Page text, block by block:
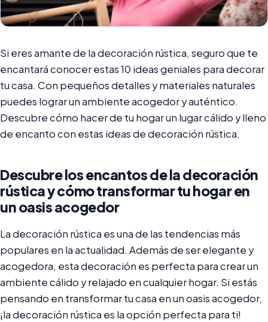
Si eres amante de la decoración rústica, seguro que te
encantará conocer estas 10 ideas geniales para decorar
tu casa. Con pequeños detalles y materiales naturales
puedes lograr un ambiente acogedor y auténtico.
Descubre cómo hacer de tu hogar un lugar cálido y lleno
de encanto con estas ideas de decoración rústica.
Descubre los encantos de la decoración
rústica y cómo transformar tu hogar en
un oasis acogedor
La decoración rústica es una de las tendencias más
populares en la actualidad. Además de ser elegante y
acogedora, esta decoración es perfecta para crear un
ambiente cálido y relajado en cualquier hogar. Si estás
pensando en transformar tu casa en un oasis acogedor,
¡la decoración rústica es la opción perfecta para ti!